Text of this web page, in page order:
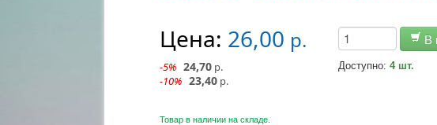
Цена: 26,00 р.
-5% 24,70 р.
-10% 23,40 р.
В
Доступно: 4 шт.
Товар в наличии на складе.